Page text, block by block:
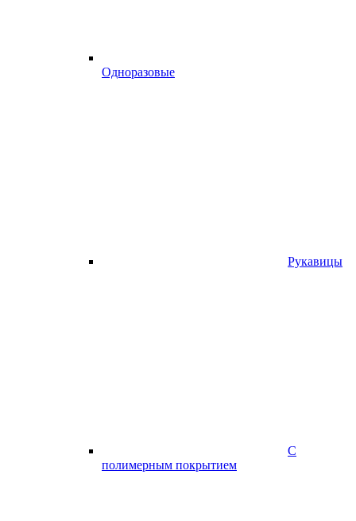
Одноразовые
Рукавицы
С
полимерным покрытием